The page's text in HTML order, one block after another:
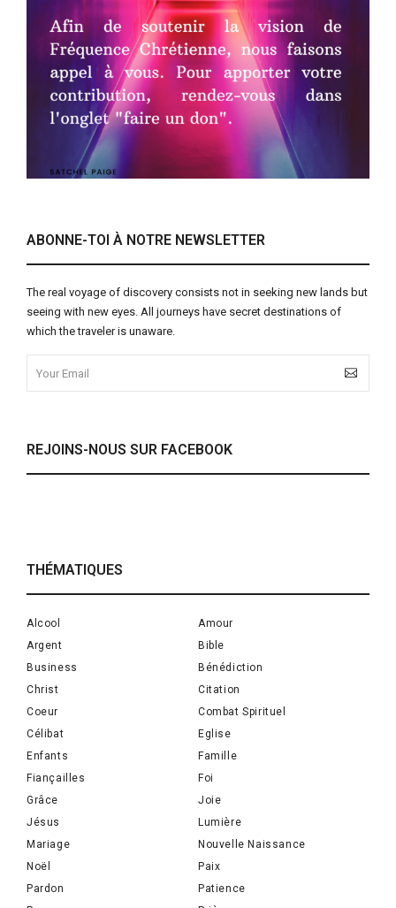
ABONNE-TOI À NOTRE NEWSLETTER
The real voyage of discovery consists not in seeking new lands but
seeing with new eyes. All journeys have secret destinations of
which the traveler is unaware.
REJOINS-NOUS SUR FACEBOOK
THÉMATIQUES
Alcool
Amour
Argent
Bible
Business
Bénédiction
Christ
Citation
Coeur
Combat Spirituel
Célibat
Eglise
Enfants
Famille
Fiançailles
Foi
Grâce
Joie
Jésus
Lumière
Mariage
Nouvelle Naissance
Noël
Paix
Pardon
Patience